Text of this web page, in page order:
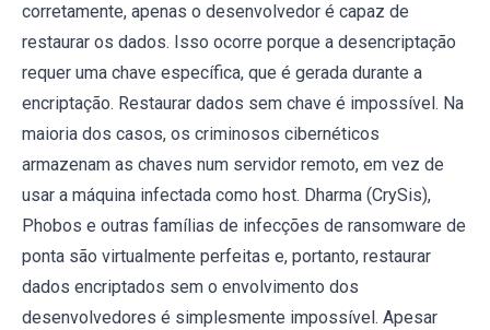
corretamente, apenas o desenvolvedor é capaz de
restaurar os dados. Isso ocorre porque a desencriptação
requer uma chave específica, que é gerada durante a
encriptação. Restaurar dados sem chave é impossível. Na
maioria dos casos, os criminosos cibernéticos
armazenam as chaves num servidor remoto, em vez de
usar a máquina infectada como host. Dharma (CrySis),
Phobos e outras famílias de infecções de ransomware de
ponta são virtualmente perfeitas e, portanto, restaurar
dados encriptados sem o envolvimento dos
desenvolvedores é simplesmente impossível. Apesar